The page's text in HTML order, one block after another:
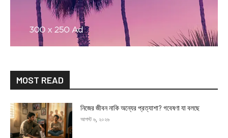
MOST READ
নিজের জীবন নাকি অন্যের প্রত্যাশা? গবেষণা যা বলছে
আগস্ট ৬, ২০২৬